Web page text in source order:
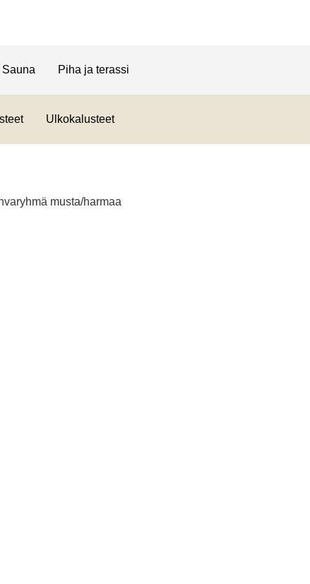
Sauna Piha ja terassi
Ulkokalusteet